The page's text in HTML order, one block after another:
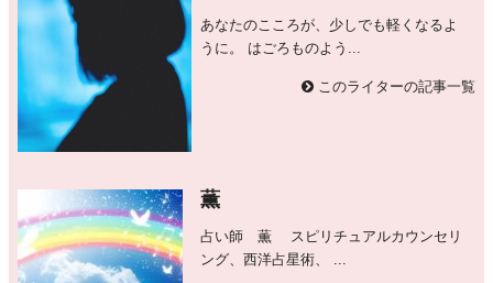
あなたのこころが、少しでも軽くなるよ
うに。 はごろものよう...
このライターの記事一覧
薫
占い師 薫 スピリチュアルカウンセリ
ング、西洋占星術、 ...